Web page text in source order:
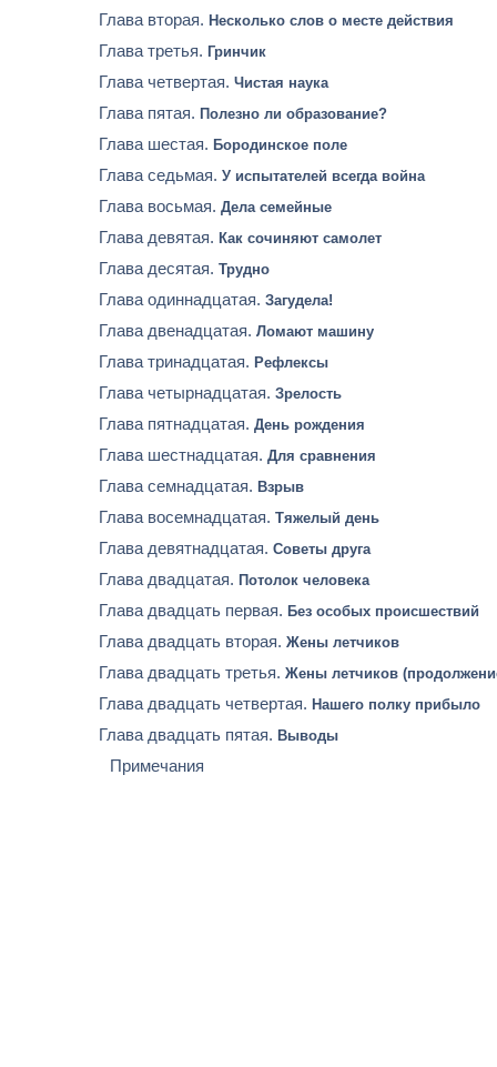
Глава вторая. Несколько слов о месте действия
Глава третья. Гринчик
Глава четвертая. Чистая наука
Глава пятая. Полезно ли образование?
Глава шестая. Бородинское поле
Глава седьмая. У испытателей всегда война
Глава восьмая. Дела семейные
Глава девятая. Как сочиняют самолет
Глава десятая. Трудно
Глава одиннадцатая. Загудела!
Глава двенадцатая. Ломают машину
Глава тринадцатая. Рефлексы
Глава четырнадцатая. Зрелость
Глава пятнадцатая. День рождения
Глава шестнадцатая. Для сравнения
Глава семнадцатая. Взрыв
Глава восемнадцатая. Тяжелый день
Глава девятнадцатая. Советы друга
Глава двадцатая. Потолок человека
Глава двадцать первая. Без особых происшествий
Глава двадцать вторая. Жены летчиков
Глава двадцать третья. Жены летчиков
Глава двадцать четвертая. Нашего полку прибыло
Глава двадцать пятая. Выводы
Примечания